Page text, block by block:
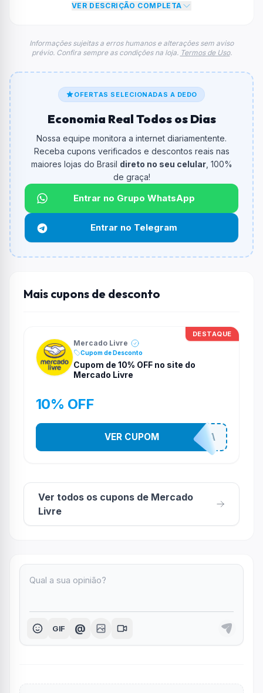
Vencimento: Válido até 07/04/2026
desconto de 10% no total do carrinho, não foram
econtradas informações sobre restrição de teto
Qual é o código de desconto?
O cupom dá 10% OFF
Qual é o valor minimo de compra?
O valor minimo de compra é R$ 109,00.
Qual é o desconto máximo?
Não informado ou sem limite.
Funciona em qualquer produto?
Não necessariamente. Depende de itens participantes
VER DESCRIÇÃO COMPLETA
Informações sujeitas a erros humanos e alterações sem aviso
prévio. Confira sempre as condições na loja. Termos de Uso.
OFERTAS SELECIONADAS A DEDO
Economia Real Todos os Dias
Nossa equipe monitora a internet diariamentente.
Receba cupons verificados e descontos reais nas
maiores lojas do Brasil direto no seu celular, 100%
de graça!
Entrar no Grupo WhatsApp
Entrar no Telegram
Mais cupons de desconto
DESTAQUE
Mercado Livre
Cupom de Desconto
Cupom de 10% OFF no site do
Mercado Livre
10% OFF
TODEBOA
VER CUPOM
Ver todos os cupons de Mercado
Livre
GIF @